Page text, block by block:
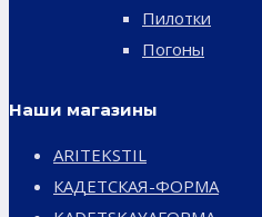
Пилотки
Погоны
Наши магазины
ARITEKSTIL
КАДЕТСКАЯ-ФОРМА